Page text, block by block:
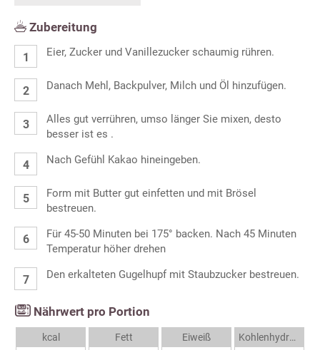
Zubereitung
Eier, Zucker und Vanillezucker schaumig rühren.
Danach Mehl, Backpulver, Milch und Öl hinzufügen.
Alles gut verrühren, umso länger Sie mixen, desto
besser ist es .
Nach Gefühl Kakao hineingeben.
Form mit Butter gut einfetten und mit Brösel
bestreuen.
Für 45-50 Minuten bei 175° backen. Nach 45 Minuten
Temperatur höher drehen
Den erkalteten Gugelhupf mit Staubzucker bestreuen.
Nährwert pro Portion
kcal
Fett
Eiweiß
Kohlenhydrate